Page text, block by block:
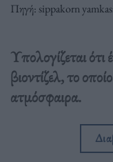
Πηγή: sippakorn
Υπολογίζεται ότι
βιοντίζελ, το
ατμόσφαιρα.